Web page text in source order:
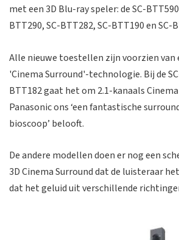
met een 3D Blu-ray speler: de SC-
BTT290, SC-BTT282, SC-BTT190 en SC-
Alle nieuwe toestellen zijn voorzien van
'Cinema Surround'-technologie. Bij de
BTT182 gaat het om 2.1-kanaals
Panasonic ons ‘een fantastische
bioscoop’ belooft.
De andere modellen doen er nog een
3D Cinema Surround dat de luisteraar
dat het geluid uit verschillende